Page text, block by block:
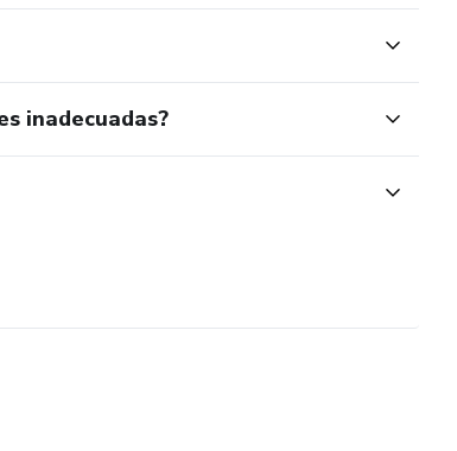
inadecuadas?